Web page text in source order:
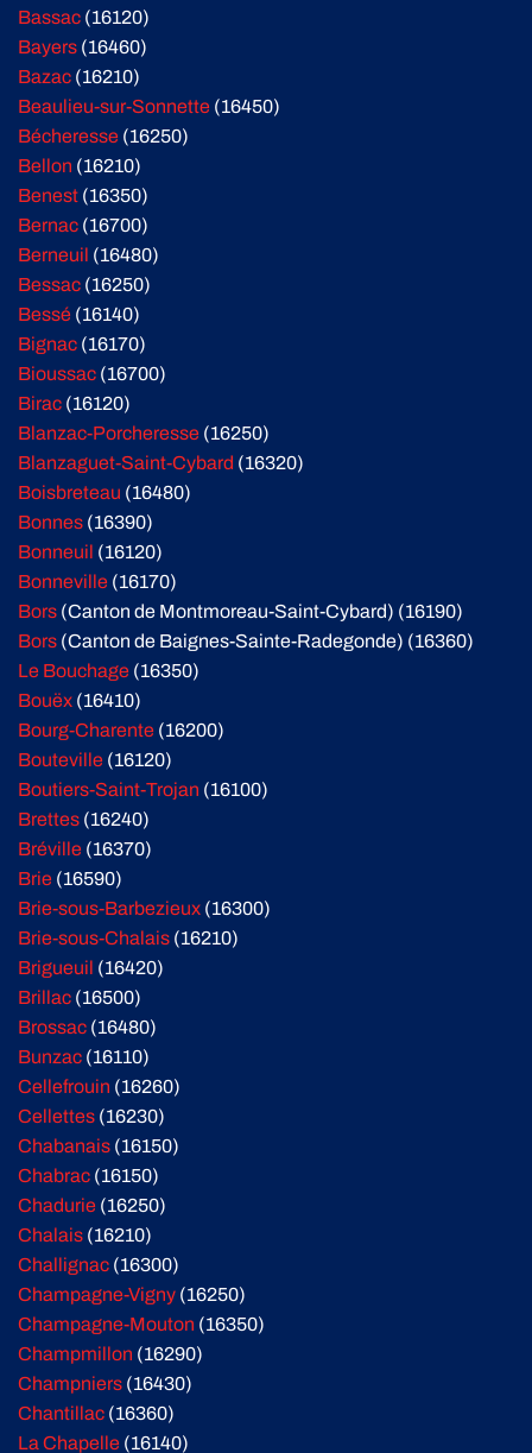
Bassac (16120)
Bayers (16460)
Bazac (16210)
Beaulieu-sur-Sonnette (16450)
Bécheresse (16250)
Bellon (16210)
Benest (16350)
Bernac (16700)
Berneuil (16480)
Bessac (16250)
Bessé (16140)
Bignac (16170)
Bioussac (16700)
Birac (16120)
Blanzac-Porcheresse (16250)
Blanzaguet-Saint-Cybard (16320)
Boisbreteau (16480)
Bonnes (16390)
Bonneuil (16120)
Bonneville (16170)
Bors (Canton de Montmoreau-Saint-Cybard) (16190)
Bors (Canton de Baignes-Sainte-Radegonde) (16360)
Le Bouchage (16350)
Bouëx (16410)
Bourg-Charente (16200)
Bouteville (16120)
Boutiers-Saint-Trojan (16100)
Brettes (16240)
Bréville (16370)
Brie (16590)
Brie-sous-Barbezieux (16300)
Brie-sous-Chalais (16210)
Brigueuil (16420)
Brillac (16500)
Brossac (16480)
Bunzac (16110)
Cellefrouin (16260)
Cellettes (16230)
Chabanais (16150)
Chabrac (16150)
Chadurie (16250)
Chalais (16210)
Challignac (16300)
Champagne-Vigny (16250)
Champagne-Mouton (16350)
Champmillon (16290)
Champniers (16430)
Chantillac (16360)
La Chapelle (16140)